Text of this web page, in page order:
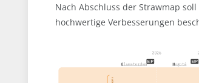
Nach Abschluss der Strawmap
hochwertige Verbesserungen